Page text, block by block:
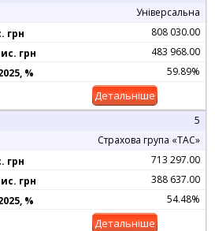
Універсальна
808 030.00
483 968.00
59.89%
Детальніше
5
Страхова група «ТАС»
713 297.00
388 637.00
54.48%
Детальніше